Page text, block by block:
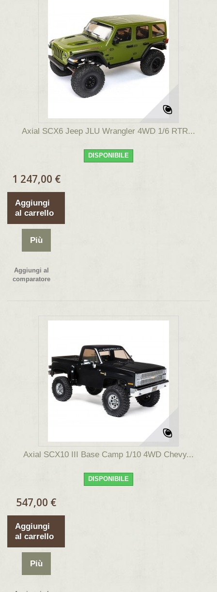
Axial SCX6 Jeep JLU Wrangler 4WD 1/6 RTR...
DISPONIBILE
1 247,00 €
Aggiungi
al carrello
Più
Aggiungi al
comparatore
Axial SCX10 III Base Camp 1/10 4WD Chevy...
DISPONIBILE
547,00 €
Aggiungi
al carrello
Più